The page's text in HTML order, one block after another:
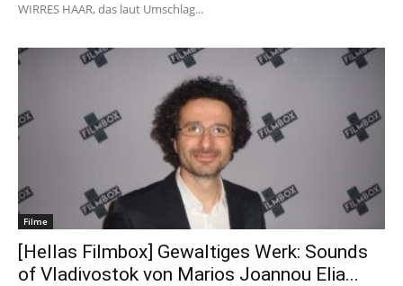
WIRRES HAAR, das laut Umschlag...
Filme
[Hellas Filmbox] Gewaltiges Werk: Sounds
of Vladivostok von Marios Joannou Elia...